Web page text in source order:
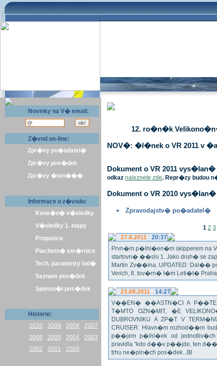
Novinky na V� email:
Z�vod on-line:
Zpr�vy po�adatel�
Zpr�vy pos�dek
Zpr�vy �ten���
Informace o z�vodu:
Kone�n� v�sledky
V�sledky 1. etapy
Propozice
Plachetn� sm�rnice
Tech. parametry lod�
Seznam pos�dek
Sponzo�i pos�dek
Historie:
2010
2009 2008
2007
2006
2005 2004
2003
2002
2001 2000
12. ro�n�k
NOV�: �l�nek o VR 2011 v
Dokument o VR 2011
odkaz naleznete zde. Repr�zy budou
Dokument o VR 2010
Zpravodajstv� po�adatel�
1 2 3
27.9.2011
20:37
Prvn�m p�ihl�en�m skipperem na
startovn� ��slo 1. Jako druh� se
Martin Zv��ina. UPDATED: Dal��
Verich, 8. tov�rn� t�m Leti�t� Praha
23.09.2011
14:27
V��EN� ��ASTN�CI A
T�MTO OZN�MIT, �E
DUBROVNIKU A ZP�T V
CRUISER. Hlavn�m rozhod��m
p��jem p�ihl�ek od
pravidla "kdo d��v p��jde, ten
trhu ne�pln�ch pos�dek. JB